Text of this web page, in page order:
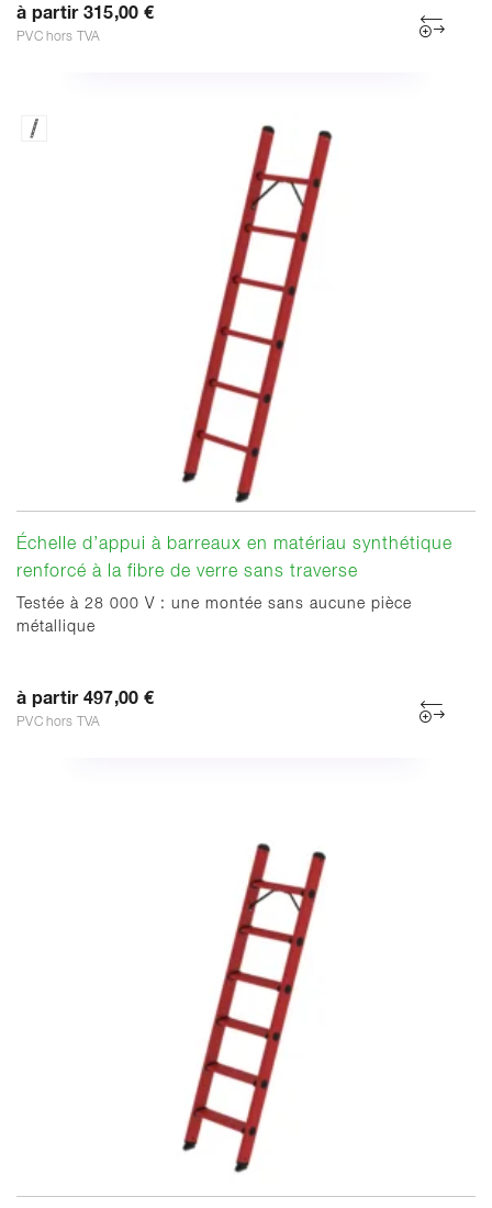
à partir 315,00 €
PVC hors TVA
Échelle d’appui à barreaux en matériau synthétique
renforcé à la fibre de verre sans traverse
Testée à 28 000 V : une montée sans aucune pièce
métallique
à partir 497,00 €
PVC hors TVA